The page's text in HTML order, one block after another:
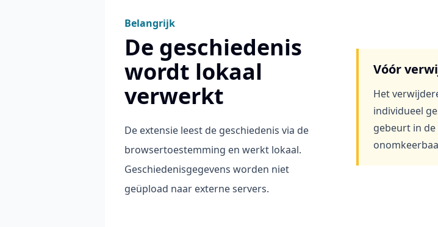
Belangrijk
De geschiedenis
wordt lokaal
verwerkt
De extensie leest de geschiedenis via de
browsertoestemming en werkt lokaal.
Geschiedenisgegevens worden niet
geüpload naar externe servers.
Vóór
Het
individueel
gebeurt in